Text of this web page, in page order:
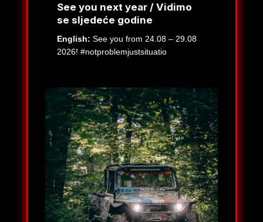
See you next year / Vidimo
se sljedeće godine
English: See you from 24.08 – 29.08
2026! #notproblemjustsituatio